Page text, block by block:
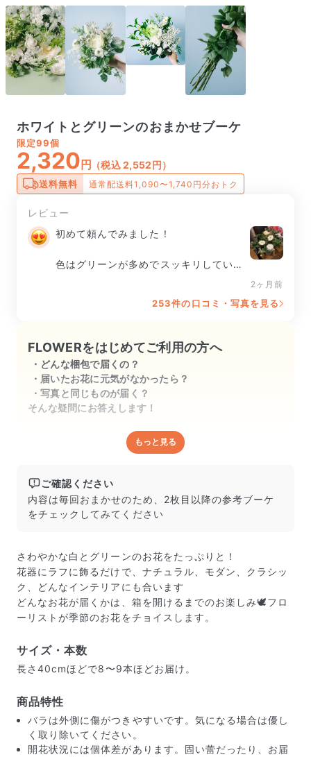
ホワイトとグリーンのおまかせブーケ
限定99個
2,320 円 （税込 2,552円）
送料無料 通常配送料1,090〜1,740円分おトク
レビュー
初めて頼んでみました！
色はグリーンが多めでスッキリしていま
ボリュームも有り素敵です。
2ヶ月前
253件の口コミ・写真を見る
FLOWERをはじめてご利用の方へ
どんな梱包で届くの？
届いたお花に元気がなかったら？
写真と同じものが届く？
そんな疑問にお答えします！
どんな梱包で届くの？
し、専用ボックスに丁寧に梱包してお届けしています。
きゅっとまとめられて一見窮屈そうに見えますが、輸送
中の衝撃による折れや擦れを軽減する効果があります。
もっと見る
ご確認ください
内容は毎回おまかせのため、2枚目以降の参考ブーケ
をチェックしてみてください
さわやかな白とグリーンのお花をたっぷりと！
花器にラフに飾るだけで、ナチュラル、モダン、クラシッ
ク、どんなインテリアにも合います
どんなお花が届くかは、箱を開けるまでのお楽しみ🕊️フロ
ーリストが季節のお花をチョイスします。
サイズ・本数
長さ40cmほどで8〜9本ほどお届け。
商品特性
バラは外側に傷がつきやすいです。気になる場合は優し
く取り除いてください。
開花状況には個体差があります。固い蕾だったり、お届